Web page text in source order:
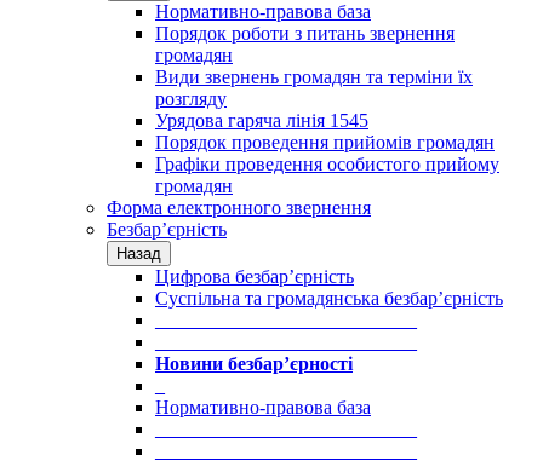
Нормативно-правова база
Порядок роботи з питань звернення
громадян
Види звернень громадян та терміни їх
розгляду
Урядова гаряча лінія 1545
Порядок проведення прийомів громадян
Графіки проведення особистого прийому
громадян
Форма електронного звернення
Безбар’єрність
Назад
Цифрова безбар’єрність
Суспільна та громадянська безбар’єрність
Новини безбар’єрності
Нормативно-правова база